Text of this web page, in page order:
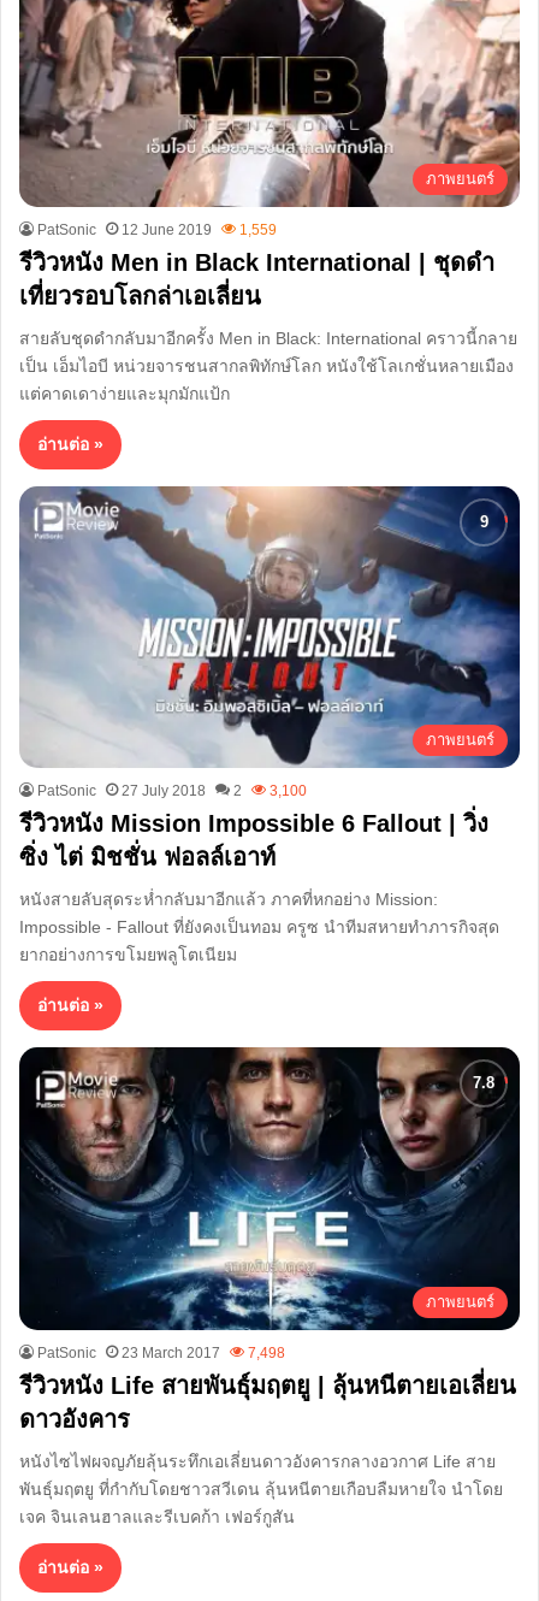
ภาพยนตร์
PatSonic 12 June 2019 1,559
รีวิวหนัง Men in Black International | ชุดดำ
เที่ยวรอบโลกล่าเอเลี่ยน
สายลับชุดดำกลับมาอีกครั้ง Men in Black: International คราวนี้กลาย
เป็น เอ็มไอบี หน่วยจารชนสากลพิทักษ์โลก หนังใช้โลเกชั่นหลายเมือง
แต่คาดเดาง่ายและมุกมักแป้ก
อ่านต่อ »
ภาพยนตร์
PatSonic 27 July 2018 2 3,100
รีวิวหนัง Mission Impossible 6 Fallout | วิ่ง
ซิ่ง ไต่ มิชชั่น ฟอลล์เอาท์
หนังสายลับสุดระห่ำกลับมาอีกแล้ว ภาคที่หกอย่าง Mission:
Impossible - Fallout ที่ยังคงเป็นทอม ครูซ นำทีมสหายทำภารกิจสุด
ยากอย่างการขโมยพลูโตเนียม
อ่านต่อ »
ภาพยนตร์
PatSonic 23 March 2017 7,498
รีวิวหนัง Life สายพันธุ์มฤตยู | ลุ้นหนีตายเอเลี่ยน
ดาวอังคาร
หนังไซไฟผจญภัยลุ้นระทึกเอเลี่ยนดาวอังคารกลางอวกาศ Life สาย
พันธุ์มฤตยู ที่กำกับโดยชาวสวีเดน ลุ้นหนีตายเกือบลืมหายใจ นำโดย
เจค จินเลนฮาลและรีเบคก้า เฟอร์กูสัน
อ่านต่อ »